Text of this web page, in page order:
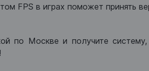
FPS в играх поможет принять
по Москве и получите